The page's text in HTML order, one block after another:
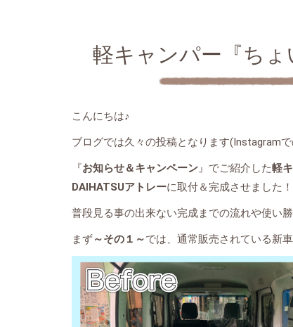
軽キャンパー『ちょ
こんにちは♪
ブログでは久々の投稿となります(Instagramで
『お知らせ＆キャンペーン』でご紹介した軽
DAIHATSUアトレーに取付＆完成させました！
普段見る事の出来ない完成までの流れや使い
まず～その１～では、通常販売されている新